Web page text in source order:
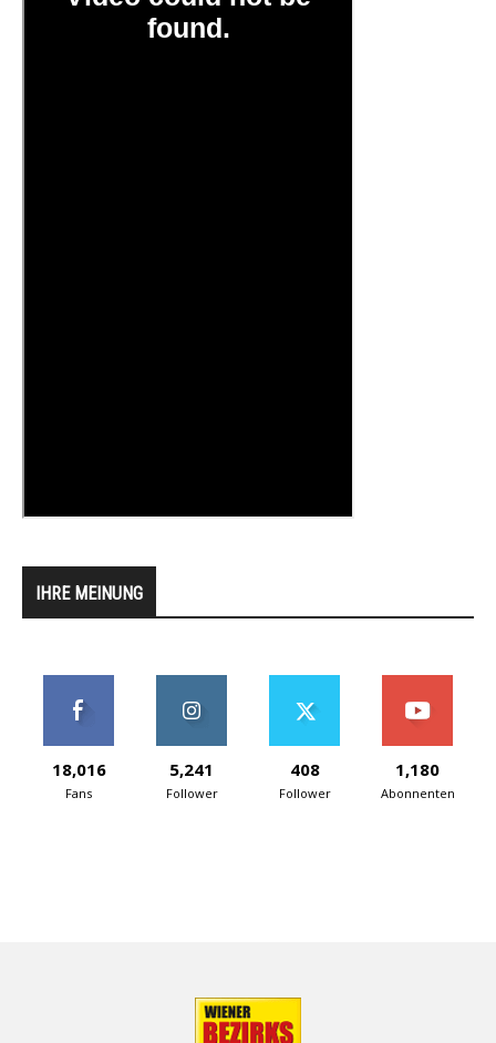
IHRE MEINUNG
18,016
Fans
5,241
Follower
408
Follower
1,180
Abonnenten